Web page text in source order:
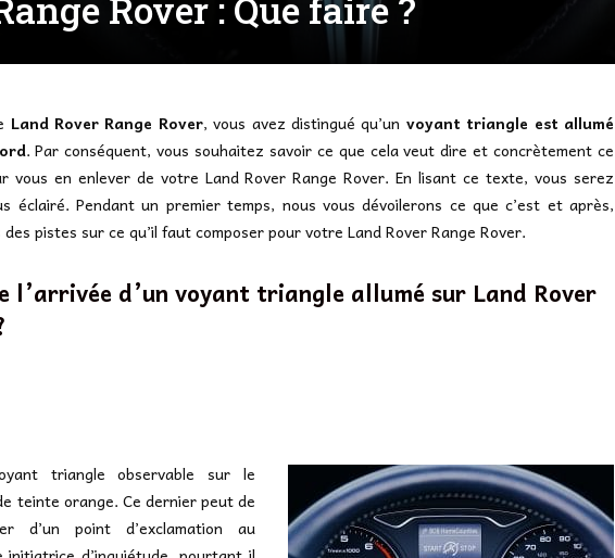
Land Rover Range Rover, vous avez distingué qu’un voyant triangle est allumé
. Par conséquent, vous souhaitez savoir ce que cela veut dire et concrètement ce
vous en enlever de votre Land Rover Range Rover. En lisant ce texte, vous serez
éclairé. Pendant un premier temps, nous vous dévoilerons ce que c’est et après,
pistes sur ce qu’il faut composer pour votre Land Rover Range Rover.
l’arrivée d’un voyant triangle allumé sur Land Rover
triangle observable sur le
teinte orange. Ce dernier peut de
d’un point d’exclamation au